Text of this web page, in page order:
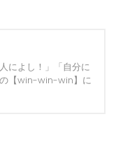
によし！」「自分に
の【win-win-win】に